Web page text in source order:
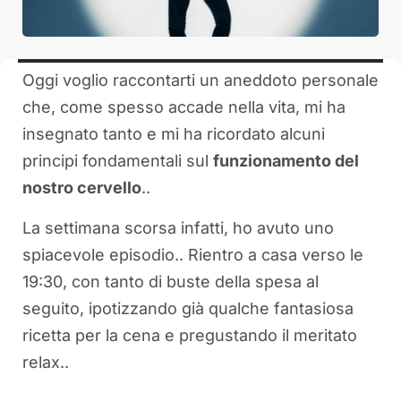
Oggi voglio raccontarti un aneddoto personale
che, come spesso accade nella vita, mi ha
insegnato tanto e mi ha ricordato alcuni
principi fondamentali sul funzionamento del
nostro cervello..
La settimana scorsa infatti, ho avuto uno
spiacevole episodio.. Rientro a casa verso le
19:30, con tanto di buste della spesa al
seguito, ipotizzando già qualche fantasiosa
ricetta per la cena e pregustando il meritato
relax..